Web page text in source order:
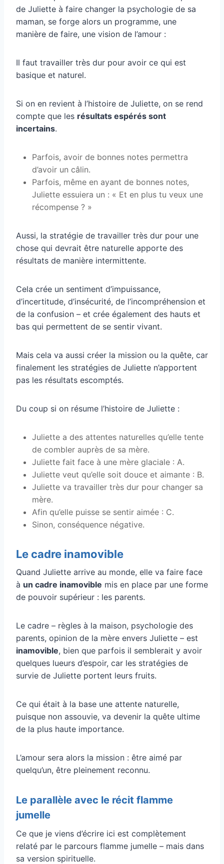
de Juliette à faire changer la psychologie de sa
maman, se forge alors un programme, une
manière de faire, une vision de l’amour :
Il faut travailler très dur pour avoir ce qui est
basique et naturel.
Si on en revient à l’histoire de Juliette, on se rend
compte que les résultats espérés sont
incertains.
Parfois, avoir de bonnes notes permettra
d’avoir un câlin.
Parfois, même en ayant de bonnes notes,
Juliette essuiera un : « Et en plus tu veux une
récompense ? »
Aussi, la stratégie de travailler très dur pour une
chose qui devrait être naturelle apporte des
résultats de manière intermittente.
Cela crée un sentiment d’impuissance,
d’incertitude, d’insécurité, de l’incompréhension et
de la confusion – et crée également des hauts et
bas qui permettent de se sentir vivant.
Mais cela va aussi créer la mission ou la quête, car
finalement les stratégies de Juliette n’apportent
pas les résultats escomptés.
Du coup si on résume l’histoire de Juliette :
Juliette a des attentes naturelles qu’elle tente
de combler auprès de sa mère.
Juliette fait face à une mère glaciale : A.
Juliette veut qu’elle soit douce et aimante : B.
Juliette va travailler très dur pour changer sa
mère.
Afin qu’elle puisse se sentir aimée : C.
Sinon, conséquence négative.
Le cadre inamovible
Quand Juliette arrive au monde, elle va faire face
à un cadre inamovible mis en place par une forme
de pouvoir supérieur : les parents.
Le cadre – règles à la maison, psychologie des
parents, opinion de la mère envers Juliette – est
inamovible, bien que parfois il semblerait y avoir
quelques lueurs d’espoir, car les stratégies de
survie de Juliette portent leurs fruits.
Ce qui était à la base une attente naturelle,
puisque non assouvie, va devenir la quête ultime
de la plus haute importance.
L’amour sera alors la mission : être aimé par
quelqu’un, être pleinement reconnu.
Le parallèle avec le récit flamme
jumelle
Ce que je viens d’écrire ici est complètement
relaté par le parcours flamme jumelle – mais dans
sa version spirituelle.